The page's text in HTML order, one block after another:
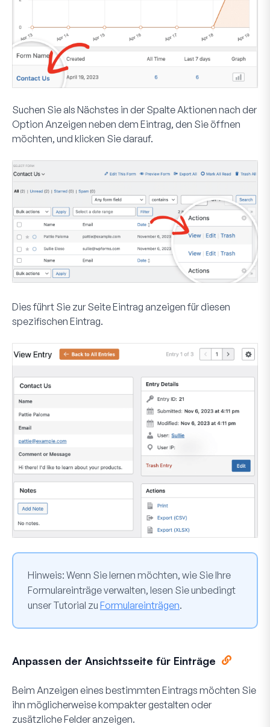
Suchen Sie als Nächstes in der SpalteAktionen nach der
Option Anzeigen neben dem Eintrag, den Sie öffnen
möchten, und klicken Sie darauf.
Dies führt Sie zur SeiteEintrag anzeigenfür diesen
spezifischen Eintrag.
Hinweis: Wenn Sie lernen möchten, wie Sie Ihre
Formulareinträge verwalten, lesen Sie unbedingt
unser Tutorial zu Formulareinträgen.
Anpassen der Ansichtsseite für Einträge
Beim Anzeigen eines bestimmten Eintrags möchten Sie
ihn möglicherweise kompakter gestalten oder
zusätzliche Felder anzeigen.